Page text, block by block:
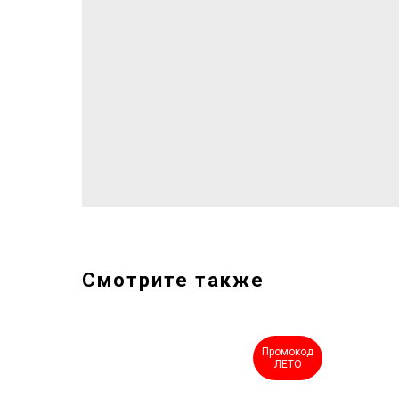
Смотрите также
Промокод
ЛЕТО